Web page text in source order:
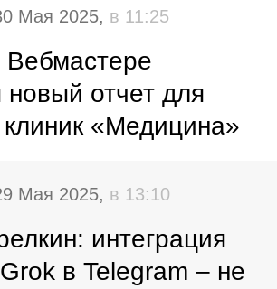
Мая 2025, в 11:25
Вебмастере
новый отчет для
«Медицина»
Мая 2025, в 13:10
интеграция
в Telegram – не